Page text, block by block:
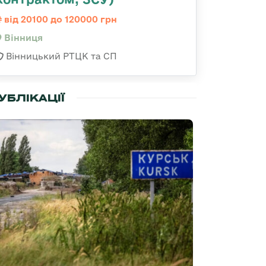
від 20100 до 120000 грн
Вінниця
Вінницький РТЦК та СП